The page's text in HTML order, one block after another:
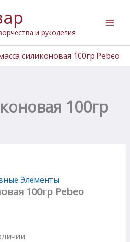
и рукоделия
силиконовая 100гр Pebeo
100гр
Элементы
100гр Pebeo